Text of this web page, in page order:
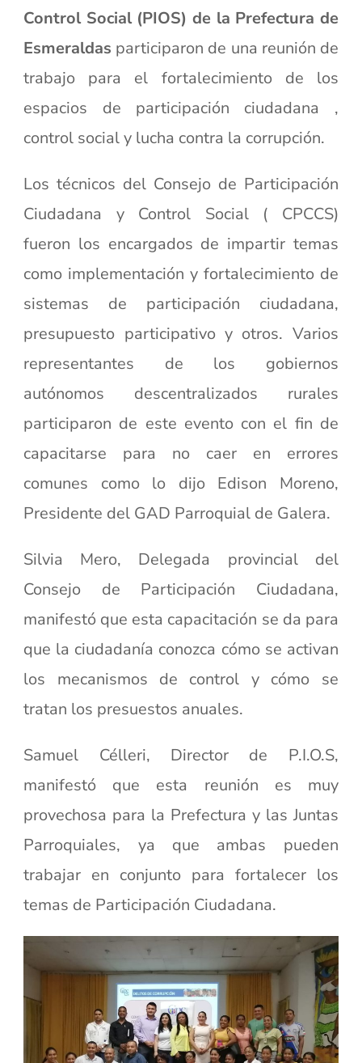
Control Social (PIOS) de la Prefectura de
Esmeraldas participaron de una reunión de
trabajo para el fortalecimiento de los
espacios de participación ciudadana ,
control social y lucha contra la corrupción.
Los técnicos del Consejo de Participación
Ciudadana y Control Social ( CPCCS)
fueron los encargados de impartir temas
como implementación y fortalecimiento de
sistemas de participación ciudadana,
presupuesto participativo y otros. Varios
representantes de los gobiernos
autónomos descentralizados rurales
participaron de este evento con el fin de
capacitarse para no caer en errores
comunes como lo dijo Edison Moreno,
Presidente del GAD Parroquial de Galera.
Silvia Mero, Delegada provincial del
Consejo de Participación Ciudadana,
manifestó que esta capacitación se da para
que la ciudadanía conozca cómo se activan
los mecanismos de control y cómo se
tratan los presuestos anuales.
Samuel Célleri, Director de P.I.O.S,
manifestó que esta reunión es muy
provechosa para la Prefectura y las Juntas
Parroquiales, ya que ambas pueden
trabajar en conjunto para fortalecer los
temas de Participación Ciudadana.